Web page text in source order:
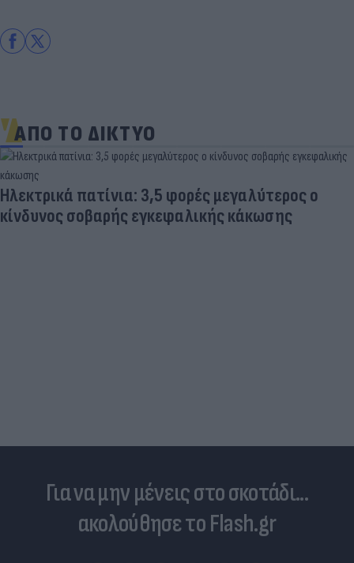
ΑΠΟ ΤΟ ΔΙΚΤΥΟ
Ηλεκτρικά πατίνια: 3,5 φορές μεγαλύτερος ο
κίνδυνος σοβαρής εγκεφαλικής κάκωσης
Για να μην μένεις στο σκοτάδι...
ακολούθησε το Flash.gr